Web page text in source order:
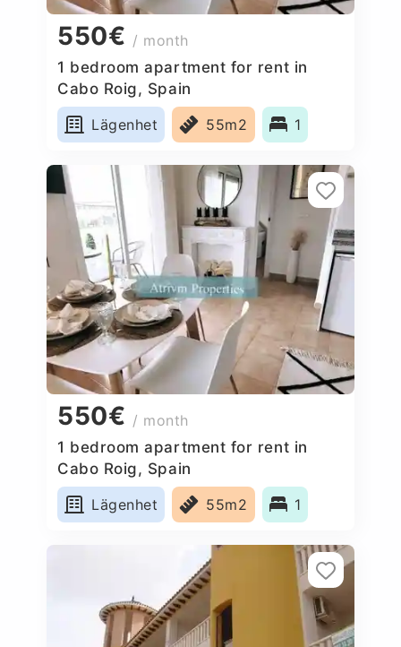
550€ / month
1 bedroom apartment for rent in
Cabo Roig, Spain
Lägenhet
55m2 1
550€ / month
1 bedroom apartment for rent in
Cabo Roig, Spain
Lägenhet
55m2 1